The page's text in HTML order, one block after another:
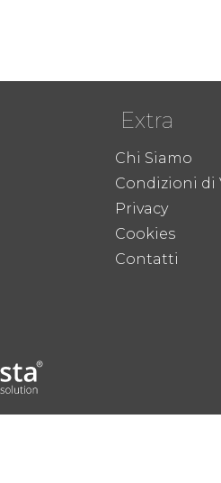
Extra
Chi Siamo
Condizioni di
Privacy
Cookies
Contatti